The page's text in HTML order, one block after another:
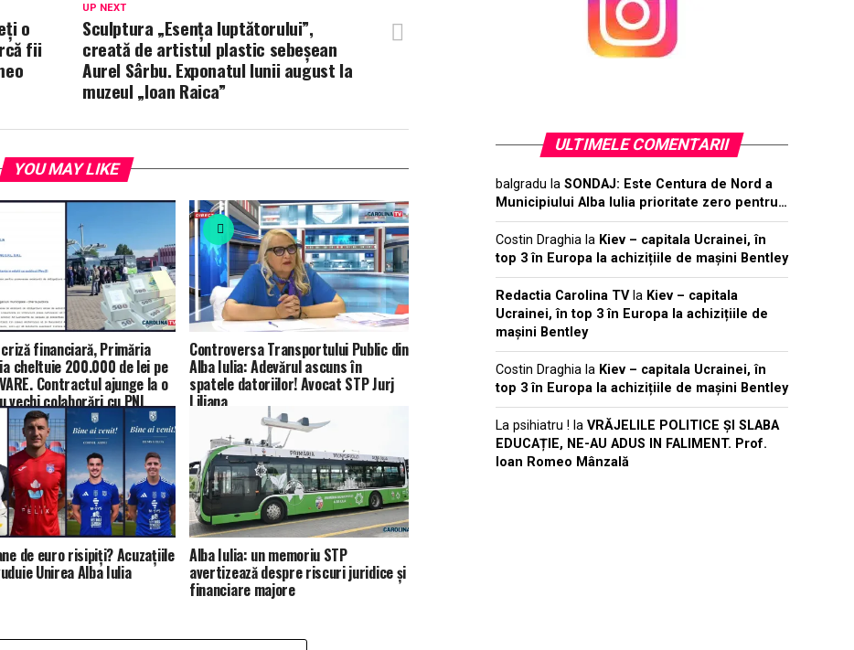
UP NEXT
Sculptura „Esenţa luptătorului”,
creată de artistul plastic sebeşean
Aurel Sârbu. Exponatul lunii august la
muzeul „Ioan Raica”
o
fii
YOU MAY LIKE
financiară, Primăria
cheltuie 200.000 de lei pe
Contractul ajunge la o
vechi colaborări cu PNL
Controversa Transportului Public din
Alba Iulia: Adevărul ascuns în
spatele datoriilor! Avocat STP Jurj
Liliana
de euro risipiți? Acuzațiile
Unirea Alba Iulia
Alba Iulia: un memoriu STP
avertizează despre riscuri juridice şi
financiare majore
ULTIMELE COMENTARII
balgradu la SONDAJ: Este Centura de Nord a
Municipiului Alba Iulia prioritate zero pentru…
Costin Draghia la Kiev – capitala Ucrainei, în
top 3 în Europa la achizițiile de mașini Bentley
Redactia Carolina TVla Kiev – capitala
Ucrainei, în top 3 în Europa la achizițiile de
mașini Bentley
Costin Draghia la Kiev – capitala Ucrainei, în
top 3 în Europa la achizițiile de mașini Bentley
La psihiatru ! la VRĂJELILE POLITICE ȘI SLABA
EDUCAȚIE, NE-AU ADUS IN FALIMENT. Prof.
Ioan Romeo Mânzală